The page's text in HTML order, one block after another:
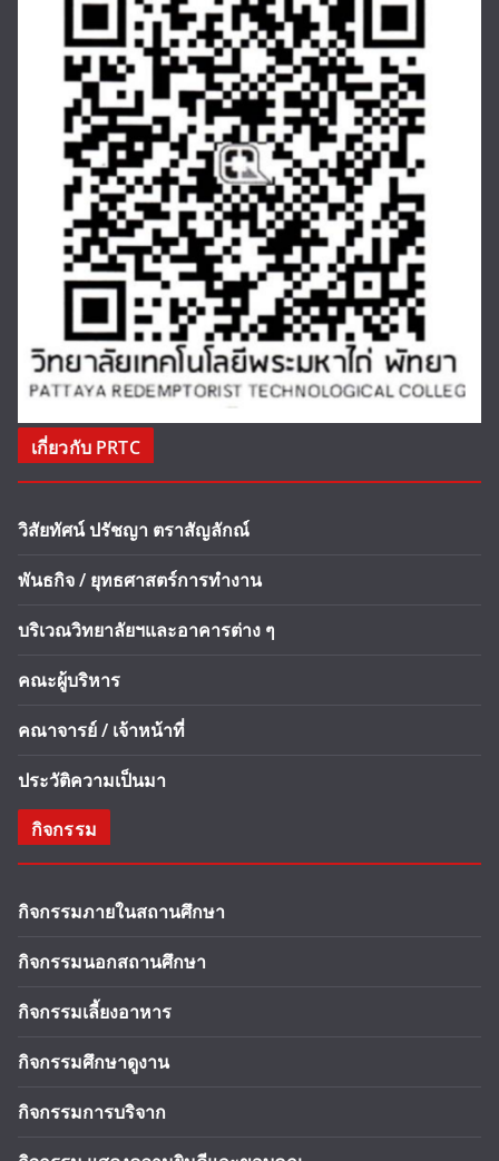
เกี่ยวกับ PRTC
วิสัยทัศน์ ปรัชญา ตราสัญลักณ์
พันธกิจ / ยุทธศาสตร์การทำงาน
บริเวณวิทยาลัยฯและอาคารต่าง ๆ
คณะผู้บริหาร
คณาจารย์ / เจ้าหน้าที่
ประวัติความเป็นมา
กิจกรรม
กิจกรรมภายในสถานศึกษา
กิจกรรมนอกสถานศึกษา
กิจกรรมเลี้ยงอาหาร
กิจกรรมศึกษาดูงาน
กิจกรรมการบริจาก